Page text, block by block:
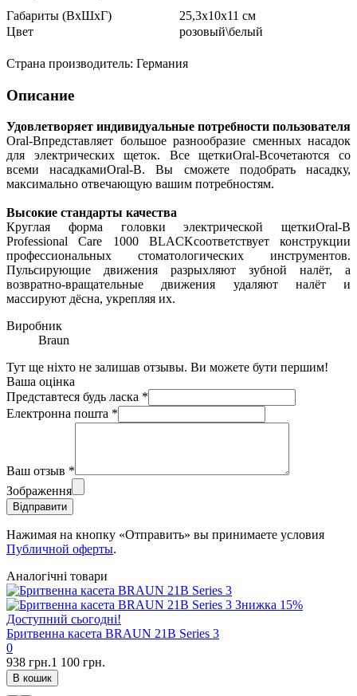
Габариты (ВхШхГ)
25,3х10х11 см
Цвет
розовый\белый
Страна производитель: Германия
Описание
Удовлетворяет индивидуальные потребности пользователя
Oral-Bпредставляет большое разнообразие сменных насадок
для электрических щеток. Все щеткиOral-Bcочетаются со
всеми насадкамиOral-B. Вы сможете подобрать насадку,
максимально отвечающую вашим потребностям.
Высокие стандарты качества
Круглая форма головки электрической щеткиOral-B
Professional Care 1000 BLACKсоответствует конструкции
профессиональных стоматологических инструментов.
Пульсирующие движения разрыхляют зубной налёт, а
возвратно-вращательные движения удаляют налёт и
массируют дёсна, укрепляя их.
Виробник
Braun
Тут ще ніхто не залишав отзывы. Ви можете бути першим!
Ваша оцінка
Представтеся будь ласка *
Електронна пошта *
Ваш отзыв *
Зображення
Відправити
Нажимая на кнопку «Отправить» вы принимаете условия
Публичной оферты.
Аналогічні товари
Знижка 15%
Доступний сьогодні!
Бритвенна касета BRAUN 21B Series 3
0
938 грн.1 100 грн.
В кошик